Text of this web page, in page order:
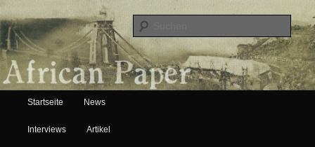
African Paper
Hauptmenü
Zum Inhalt wechseln
Zum sekundären Inhalt wechseln
Startseite News
Interviews Artikel